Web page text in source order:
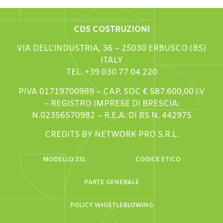
CDS COSTRUZIONI
VIA DELL’INDUSTRIA, 36 – 25030 ERBUSCO (BS)
ITALY
TEL. +39 030 77 04 220
PIVA 01719700989 – CAP. SOC € 587.600,00 I.V
– REGISTRO IMPRESE DI BRESCIA:
N.02356570982 – R.E.A. DI BS N. 442975
CREDITS BY NETWORK PRO S.R.L.
MODELLO 231 CODICE ETICO
PARTE GENERALE
POLICY WHISTLEBLOWING